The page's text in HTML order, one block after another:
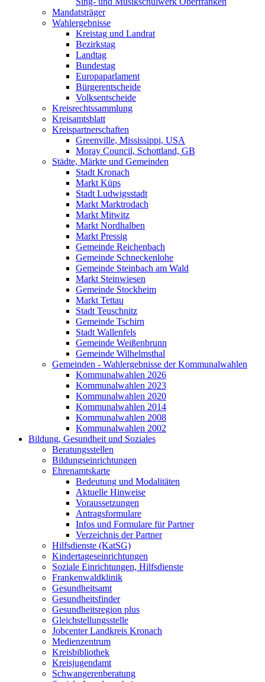
Mandatsträger
Wahlergebnisse
Kreistag und Landrat
Bezirkstag
Landtag
Bundestag
Europaparlament
Bürgerentscheide
Volksentscheide
Kreisrechtssammlung
Kreisamtsblatt
Kreispartnerschaften
Greenville, Mississippi, USA
Moray Council, Schottland, GB
Städte, Märkte und Gemeinden
Stadt Kronach
Markt Küps
Stadt Ludwigsstadt
Markt Marktrodach
Markt Mitwitz
Markt Nordhalben
Markt Pressig
Gemeinde Reichenbach
Gemeinde Schneckenlohe
Gemeinde Steinbach am Wald
Markt Steinwiesen
Gemeinde Stockheim
Markt Tettau
Stadt Teuschnitz
Gemeinde Tschirn
Stadt Wallenfels
Gemeinde Weißenbrunn
Gemeinde Wilhelmsthal
Gemeinden - Wahlergebnisse der Kommunalwahlen
Kommunalwahlen 2026
Kommunalwahlen 2023
Kommunalwahlen 2020
Kommunalwahlen 2014
Kommunalwahlen 2008
Kommunalwahlen 2002
Bildung, Gesundheit und Soziales
Beratungsstellen
Bildungseinrichtungen
Ehrenamtskarte
Bedeutung und Modalitäten
Aktuelle Hinweise
Voraussetzungen
Antragsformulare
Infos und Formulare für Partner
Verzeichnis der Partner
Hilfsdienste (KatSG)
Kindertageseinrichtungen
Soziale Einrichtungen, Hilfsdienste
Frankenwaldklinik
Gesundheitsamt
Gesundheitsfinder
Gesundheitsregion plus
Gleichstellungsstelle
Jobcenter Landkreis Kronach
Medienzentrum
Kreisbibliothek
Kreisjugendamt
Schwangerenberatung